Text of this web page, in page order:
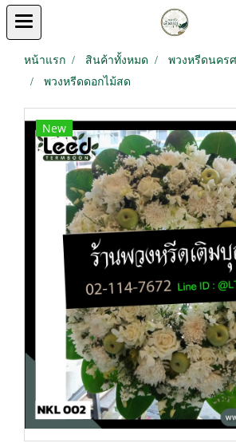
หน้าแรก สินค้าทั้งหมด
พวงหรีดนคร
พวงหรีดดอกไม้สด
New